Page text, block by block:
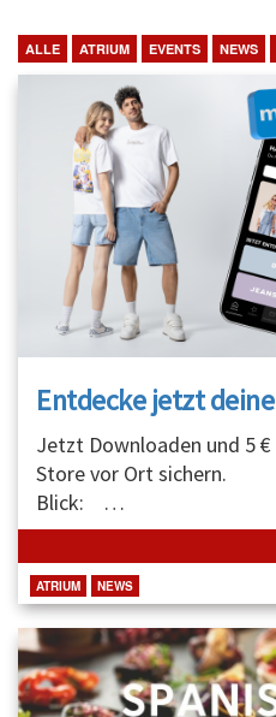
ALLE ATRIUM EVENTS NEWS
Entdecke jetzt
Jetzt Downloaden und 5
Store vor Ort sichern.
Blick: …
ATRIUM NEWS